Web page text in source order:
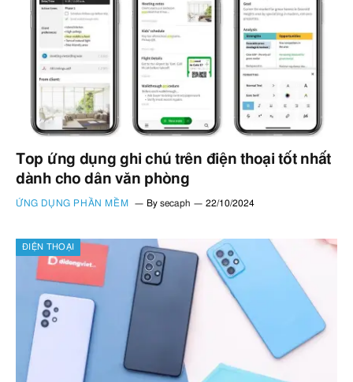
Top ứng dụng ghi chú trên điện thoại tốt nhất
dành cho dân văn phòng
ỨNG DỤNG PHẦN MỀM By secaph 22/10/2024
ĐIỆN THOẠI